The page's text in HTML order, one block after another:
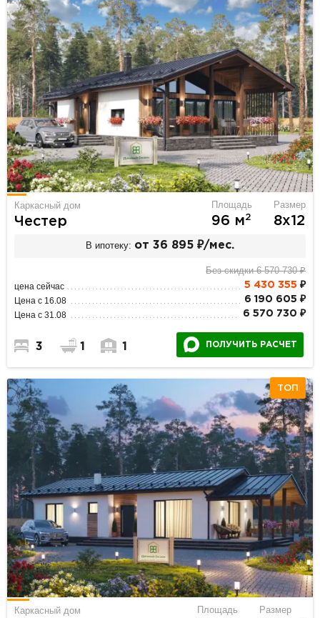
Каркасный дом
Честер
Площадь
96 м2
Размер
8х12
В ипотеку: от 36 895 ₽/мес.
Без скидки 6 570 730 ₽
цена сейчас 5 430 355 ₽
Цена с 16.08 6 190 605 ₽
Цена с 31.08 6 570 730 ₽
3 1 1 ПОЛУЧИТЬ РАСЧЕТ
ТОП
Каркасный дом Площадь Размер